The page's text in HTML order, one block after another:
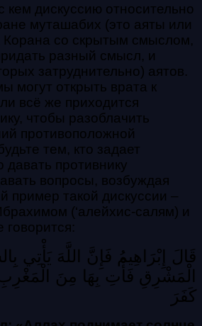
кем дискуссию относительно
муташабих (это аяты или
Корана со скрытым смыслом,
разный смысл, и
затруднительно) аятов.
могут открыть врата к
всё же приходится
чтобы разоблачить
противоположной
тем, кто задает
противнику
вопросы, возбуждая
пример такой дискуссии –
(‘алейхис-салям) и
قَالَ إِبْرَاهِيمُ فَإِنَّ اللَّهَ
الْمَشْرِقِ فَأْتِ بِهَا مِنَ
كَفَرَ